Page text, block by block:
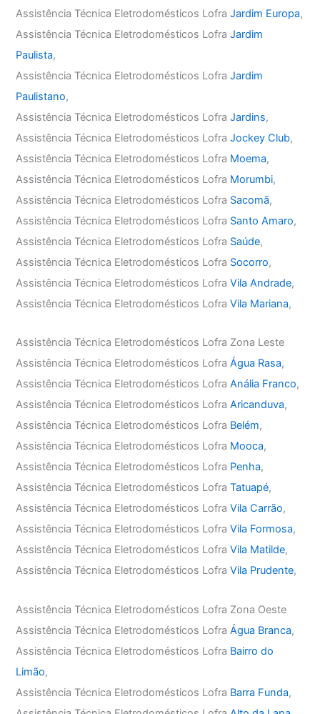
Assistência Técnica Eletrodomésticos LofraJardim Europa,
Assistência Técnica Eletrodomésticos LofraJardim
Paulista,
Assistência Técnica Eletrodomésticos LofraJardim
Paulistano,
Assistência Técnica Eletrodomésticos LofraJardins,
Assistência Técnica Eletrodomésticos LofraJockey Club,
Assistência Técnica Eletrodomésticos Lofra Moema,
Assistência Técnica Eletrodomésticos Lofra Morumbi,
Assistência Técnica Eletrodomésticos Lofra Sacomã,
Assistência Técnica Eletrodomésticos Lofra Santo Amaro,
Assistência Técnica Eletrodomésticos Lofra Saúde,
Assistência Técnica Eletrodomésticos Lofra Socorro,
Assistência Técnica Eletrodomésticos LofraVila Andrade,
Assistência Técnica Eletrodomésticos LofraVila Mariana,
Assistência Técnica Eletrodomésticos Lofra Zona Leste
Assistência Técnica Eletrodomésticos LofraÁgua Rasa,
Assistência Técnica Eletrodomésticos LofraAnália Franco,
Assistência Técnica Eletrodomésticos LofraAricanduva,
Assistência Técnica Eletrodomésticos Lofra Belém,
Assistência Técnica Eletrodomésticos Lofra Mooca,
Assistência Técnica Eletrodomésticos Lofra Penha,
Assistência Técnica Eletrodomésticos LofraTatuapé,
Assistência Técnica Eletrodomésticos LofraVila Carrão,
Assistência Técnica Eletrodomésticos LofraVila Formosa,
Assistência Técnica Eletrodomésticos LofraVila Matilde,
Assistência Técnica Eletrodomésticos LofraVila Prudente,
Assistência Técnica Eletrodomésticos Lofra Zona Oeste
Assistência Técnica Eletrodomésticos LofraÁgua Branca,
Assistência Técnica Eletrodomésticos Lofra Bairro do
Limão,
Assistência Técnica Eletrodomésticos Lofra Barra Funda,